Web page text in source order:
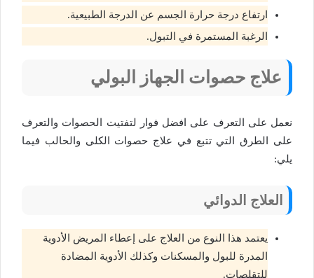
ارتفاع درجة حرارة الجسم عن الدرجة الطبيعية.
الرغبة المستمرة في التبول.
علاج حصوات الجهاز البولي
نعمل على التعرف على افضل فوار لتفتيت الحصوات والتعرف
على الطرق التي تتبع في علاج حصوات الكلى والحالب فيما
يلي:
العلاج الدوائي
يعتمد هذا النوع من العلاج على إعطاء المريض الأدوية
المدرة للبول والمسكنات وكذلك الأدوية المضادة
للتقلصات.